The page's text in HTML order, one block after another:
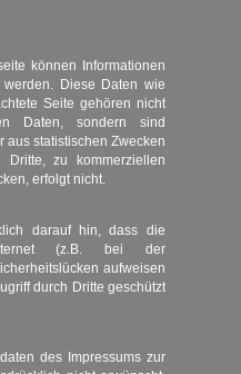
können Informationen
Diese Daten wie
Seite gehören nicht
Daten, sondern sind
aus statistischen Zwecken
Dritte, zu kommerziellen
erfolgt nicht.
darauf hin, dass die
(z.B. bei der
aufweisen
durch Dritte geschützt
des Impressums zur